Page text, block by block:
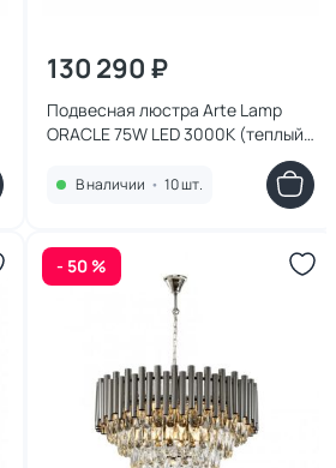
130 290 ₽
Подвесная люстра Arte Lamp
ORACLE 75W LED 3000К (теплый)
В наличии • 10 шт.
- 50 %